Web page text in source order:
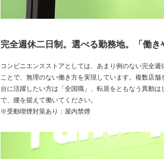
完全週休二日制。選べる勤務地。「働き
コンビニエンスストアとしては、あまり例のない完全
ことで、無理のない働き方を実現しています。複数店
台に活躍したい方は「全国職」、転居をともなう異動
で、腰を据えて働いてください。
※受動喫煙対策あり：屋内禁煙